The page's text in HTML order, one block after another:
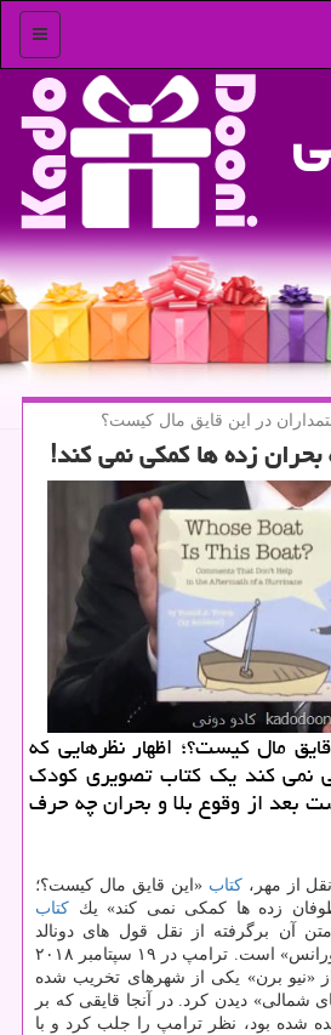
منو
در این قایق مال كیست؟
بحران زده ها كمكی نمی كند!
مال كیست؟؛ اظهار نظرهایی كه
نمی كند یك كتاب تصویری كودك
بعد از وقوع بلا و بحران چه حرف
از مهر،كتاب «این قایق مال كیست؟؛
زده ها كمكی نمی كند» یك كتاب
آن برگرفته از نقل قول های دونالد
ترامپ بعد از طوفان «فلورانس» است. ترامپ در ۱۹ سپتامبر ۲۰۱۸
«نیو برن» یكی از شهرهای تخریب شده
شمالی» دیدن كرد. در آنجا قایقی كه بر
شده بود، نظر ترامپ را جلب كرد و با